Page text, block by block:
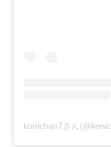
konichan7さん